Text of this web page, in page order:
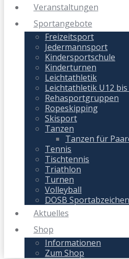
Veranstaltungen
Sportangebote
Freizeitsport
Jedermannsport
Kindersportschule
Kinderturnen
Leichtathletik
Leichtathletik U12
Rehasportgruppen
Ropeskipping
Skisport
Tanzen
Tanzen für
Tennis
Tischtennis
Triathlon
Turnen
Volleyball
DOSB Sportabzeichen
Aktuelles
Shop
Informationen
Zum Shop